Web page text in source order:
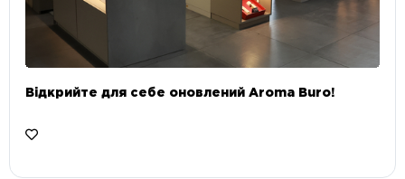
Відкрийте для себе оновлений Aroma Buro! ⠀